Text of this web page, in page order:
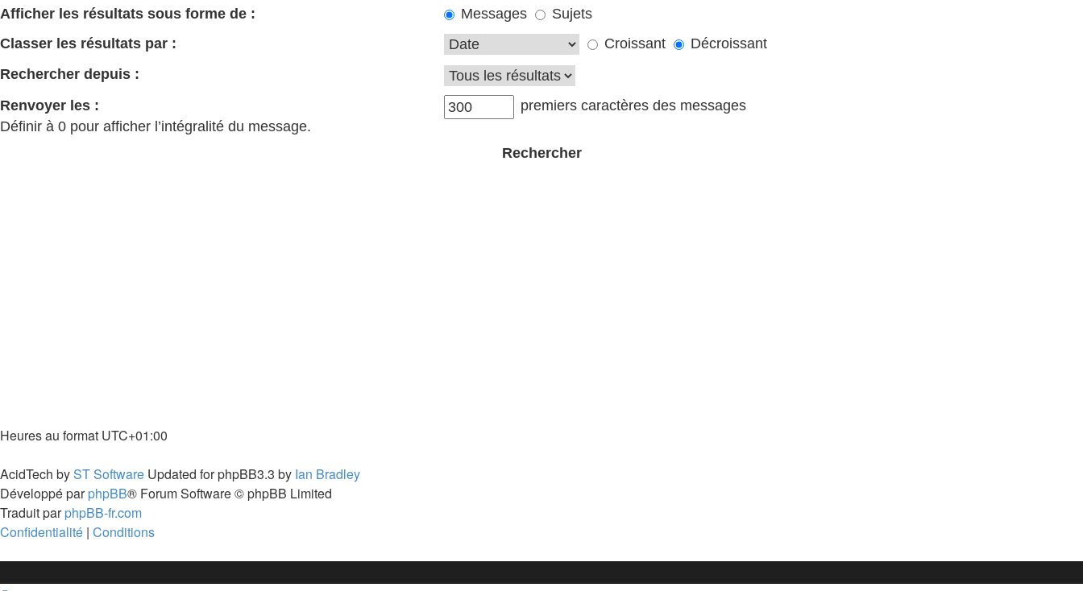
Afficher les résultats sous forme de : Messages
Sujets
Classer les résultats par :
Croissant
Décroissant
Rechercher depuis :
Renvoyer les :
Définir à 0 pour afficher l’intégralité du message.
premiers caractères des messages
Heures au format UTC+01:00
AcidTech byST Software Updated for phpBB3.3 by Ian Bradley
Développé parphpBB® Forum Software © phpBB Limited
Traduit parphpBB-fr.com
Confidentialité | Conditions